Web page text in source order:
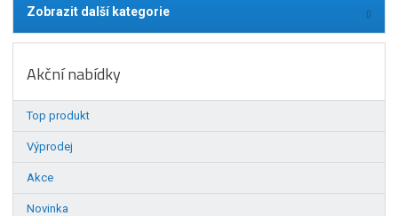
t
a
n
a
Zobrazit další kategorie
Akční nabídky
Top produkt
Výprodej
Akce
Novinka